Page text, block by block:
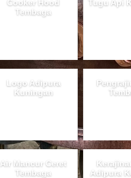
Cooker Hood
Tembaga
Tugu Api
Logo Adipura
Kuningan
Air Mancur Ceret
Tembaga
Adipura